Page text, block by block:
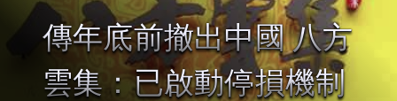
傳年底前撤出中國 八方
雲集：已啟動停損機制